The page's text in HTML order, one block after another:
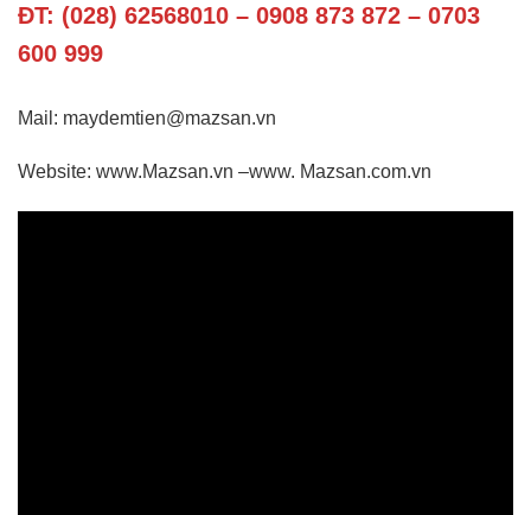
ĐT: (028) 62568010 – 0908 873 872 – 0703
600 999
Mail: maydemtien@mazsan.vn
Website: www.Mazsan.vn –www. Mazsan.com.vn